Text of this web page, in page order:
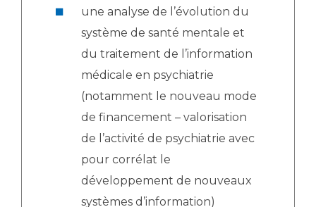
une analyse de l’évolution du
système de santé mentale et
du traitement de l’information
médicale en psychiatrie
(notamment le nouveau mode
de financement – valorisation
de l’activité de psychiatrie avec
pour corrélat le
développement de nouveaux
systèmes d’information)